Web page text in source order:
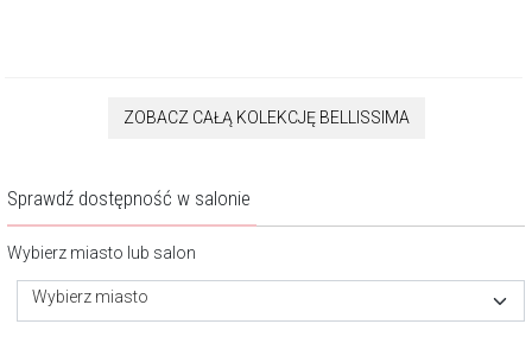
ZOBACZ CAŁĄ KOLEKCJĘ BELLISSIMA
Sprawdź dostępność w salonie
Wybierz miasto lub salon
Wybierz miasto